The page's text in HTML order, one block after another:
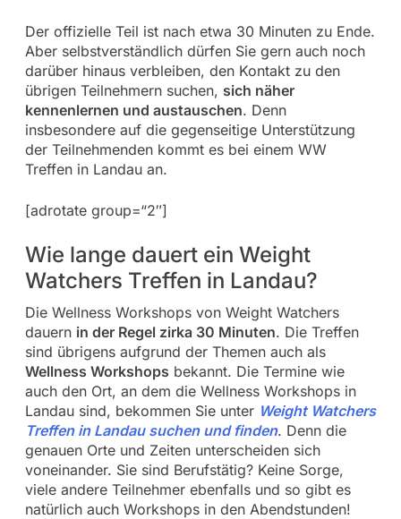
Der offizielle Teil ist nach etwa 30 Minuten zu Ende.
Aber selbstverständlich dürfen Sie gern auch noch
darüber hinaus verbleiben, den Kontakt zu den
übrigen Teilnehmern suchen, sich näher
kennenlernen und austauschen. Denn
insbesondere auf die gegenseitige Unterstützung
der Teilnehmenden kommt es bei einem WW
Treffen in Landau an.
[adrotate group=“2″]
Wie lange dauert ein Weight
Watchers Treffen in Landau?
Die Wellness Workshops von Weight Watchers
dauern in der Regel zirka 30 Minuten. Die Treffen
sind übrigens aufgrund der Themen auch als
Wellness Workshops bekannt. Die Termine wie
auch den Ort, an dem die Wellness Workshops in
Landau sind, bekommen Sie unter Weight Watchers
Treffen in Landau suchen und finden. Denn die
genauen Orte und Zeiten unterscheiden sich
voneinander. Sie sind Berufstätig? Keine Sorge,
viele andere Teilnehmer ebenfalls und so gibt es
natürlich auch Workshops in den Abendstunden!